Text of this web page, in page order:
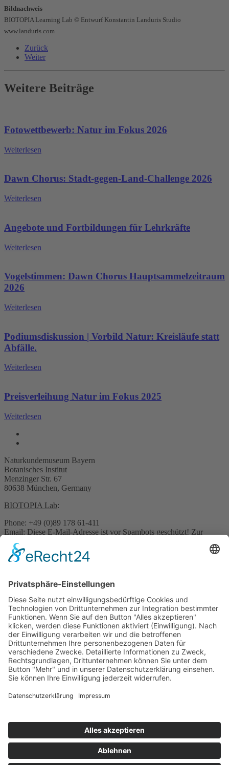
Bildnachweis
BIOTOPIA Learning Lab © Entwurf Konstantin Landuris Studio
www.landuris.com
Zurück
Weiter
Weitere Beiträge
Fotowettbewerb: Natur im Fokus 2026
Weiterlesen
Dawn Chorus: Stadt-gegen-Land-Challenge 2026
Weiterlesen
Angebote und Fortbildungen für Lehrkräfte
Weiterlesen
Vogelstimmen: Dawn Chorus Hauptsammelzeitraum
2026
Weiterlesen
Podiumsdiskussion | Vorbild Natur: Kreisläufe statt
Abfälle.
Weiterlesen
Preisverleihung Natur im Fokus 2025
Weiterlesen
Naturkundemuseum Bayern
Botanisches Institut
Menzinger Str. 67
80638 München, Germany
BIOTOPIA Lab:
Phone: +49 (0)89 178 61-411
Email: Diese E-Mail-Adresse ist vor Spambots geschützt! Zur
Anzeige muss JavaScript eingeschaltet sein.
Pressekontakt:
Anzeige muss JavaScript eingeschaltet sein.
Sonstige Anfragen:
Phone: +49 (0)89 178 61-422
Email:Diese E-Mail-Adresse ist vor Spambots geschützt! Zur
Anzeige muss JavaScript eingeschaltet sein.
© Naturkundemuseum Bayern
Newsletter
Jobs
Museum Mensch und Natur
Digitale Barrierefreiheit